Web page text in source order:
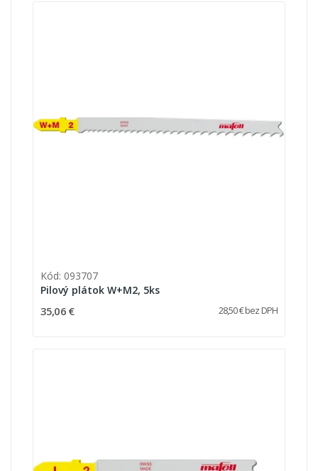
Kód: 093707
Pilový plátok W+M2, 5ks
35,06 € 28,50 € bez DPH